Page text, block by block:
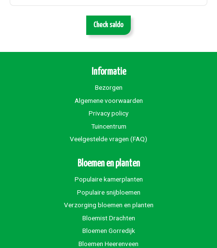
Check saldo
Informatie
Bezorgen
Algemene voorwaarden
Privacy policy
Tuincentrum
Veelgestelde vragen (FAQ)
Bloemen en planten
Populaire kamerplanten
Populaire snijbloemen
Verzorging bloemen en planten
Bloemist Drachten
Bloemen Gorredijk
Bloemen Heerenveen